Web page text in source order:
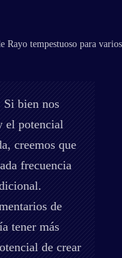
Rayo tempestuoso para varios
Si bien nos
el potencial
creemos que
frecuencia
de
tener más
de crear